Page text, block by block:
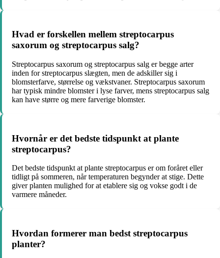
Hvad er forskellen mellem streptocarpus
saxorum og streptocarpus salg?
Streptocarpus saxorum og streptocarpus salg er begge arter
inden for streptocarpus slægten, men de adskiller sig i
blomsterfarve, størrelse og vækstvaner. Streptocarpus saxorum
har typisk mindre blomster i lyse farver, mens streptocarpus salg
kan have større og mere farverige blomster.
Hvornår er det bedste tidspunkt at plante
streptocarpus?
Det bedste tidspunkt at plante streptocarpus er om foråret eller
tidligt på sommeren, når temperaturen begynder at stige. Dette
giver planten mulighed for at etablere sig og vokse godt i de
varmere måneder.
Hvordan formerer man bedst streptocarpus
planter?